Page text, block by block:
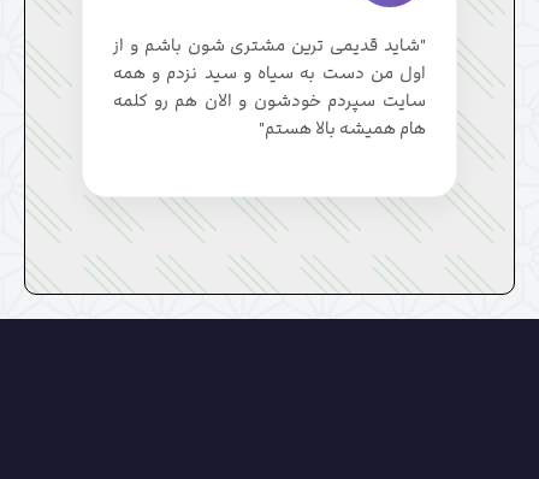
"شاید قدیمی ترین مشتری شون باشم و از
اول من دست به سیاه و سید نزدم و همه
سایت سپردم خودشون و الان هم رو کلمه
هام همیشه بالا هستم"